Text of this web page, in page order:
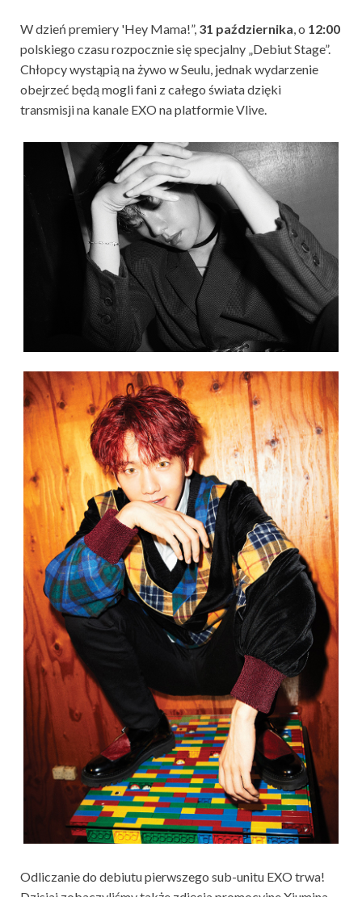
W dzień premiery 'Hey Mama!”, 31 października, o 12:00
polskiego czasu rozpocznie się specjalny „Debiut Stage”.
Chłopcy wystąpią na żywo w Seulu, jednak wydarzenie
obejrzeć będą mogli fani z całego świata dzięki
transmisji na kanale EXO na platformie Vlive.
Odliczanie do debiutu pierwszego sub-unitu EXO trwa!